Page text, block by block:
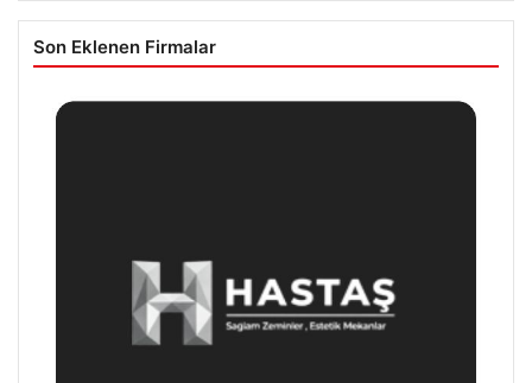
Son Eklenen Firmalar